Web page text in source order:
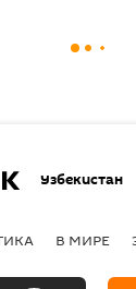
Узбекистан
В МИРЕ